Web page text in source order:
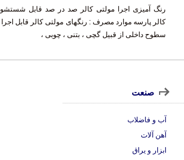
رنگ آمیزی اجرا مولتی کالر صد در صد قابل
کالر پارسه موارد مصرف : رنگهای مولتی کالر قابل
سطوح داخلی از قبیل گچی ، بتنی ، چوبی ،
صنعت
آب و فاضلاب
آهن آلات
ابزار و یراق